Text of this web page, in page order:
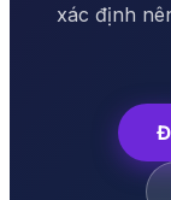
xác định